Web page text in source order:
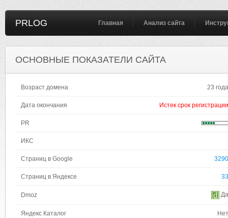
PRLOG Главная Анализ сайта
ОСНОВНЫЕ ПОКАЗАТЕЛИ САЙТА
Возраст домена 23 года
Дата окончания Истек срок регистрации
PR
ИКС
Страниц в Google 3290
Страниц в Яндексе 33
Dmoz Да
Яндекс Каталог Нет